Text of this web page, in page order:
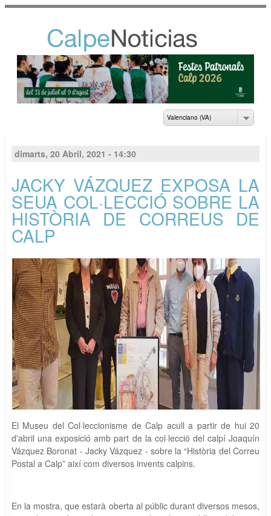
NOTICIAS DEL
AYUNTAMIENTO DE
Valenciano (VA)
dimarts, 20 Abril, 2021 - 14:30
JACKY VÁZQUEZ EXPOSA LA
SEUA COL·LECCIÓ SOBRE LA
HISTÒRIA DE CORREUS DE
CALP
El Museu del Col·leccionisme de Calp acull a partir de hui 20
d'abril una exposició amb part de la col·lecció del calpí Joaquín
Vázquez Boronat - Jacky Vázquez - sobre la “Història del Correu
Postal a Calp” així com diversos invents calpins.
En la mostra, que estarà oberta al públic durant diversos mesos,